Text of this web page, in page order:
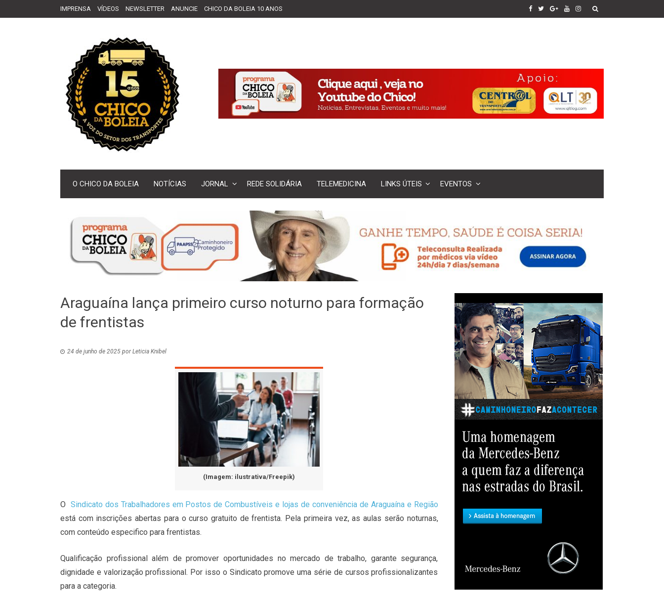
IMPRENSA VÍDEOS NEWSLETTER ANUNCIE CHICO DA BOLEIA 10 ANOS
O CHICO DA BOLEIA NOTÍCIAS JORNAL REDE SOLIDÁRIA TELEMEDICINA LINKS ÚTEIS EVENTOS
Araguaína lança primeiro curso noturno para formação
de frentistas
24 de junho de 2025 porLeticia Knibel
(Imagem: ilustrativa/Freepik)
O Sindicato dos Trabalhadores em Postos de Combustíveis e lojas de conveniência de Araguaína e Região
está com inscrições abertas para o curso gratuito de frentista. Pela primeira vez, as aulas serão noturnas,
com conteúdo especifico para frentistas.
Qualificação profissional além de promover oportunidades no mercado de trabalho, garante segurança,
dignidade e valorização profissional. Por isso o Sindicato promove uma série de cursos profissionalizantes
para a categoria.